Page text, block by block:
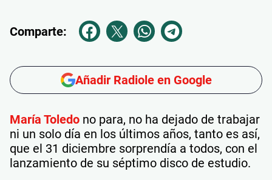
Comparte:
Añadir Radiole en Google
María Toledo no para, no ha dejado de trabajar
ni un solo día en los últimos años, tanto es así,
que el 31 diciembre sorprendía a todos, con el
lanzamiento de su séptimo disco de estudio.